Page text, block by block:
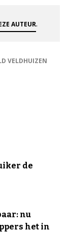
AUTEUR.
VELDHUIZEN
de
nu
het in